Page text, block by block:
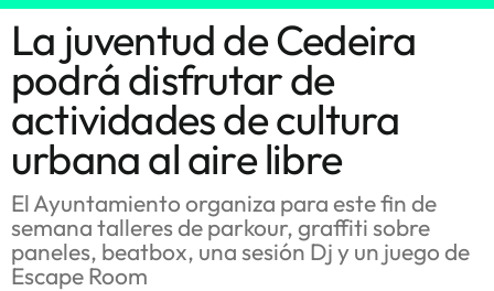
Tendencias
Memoria Histórica
Gastronomía
Escenarios
La juventud de Cedeira
podrá disfrutar de
actividades de cultura
urbana al aire libre
El Ayuntamiento organiza para este fin de
semana talleres de parkour, graffiti sobre
paneles, beatbox, una sesión Dj y un juego de
Escape Room